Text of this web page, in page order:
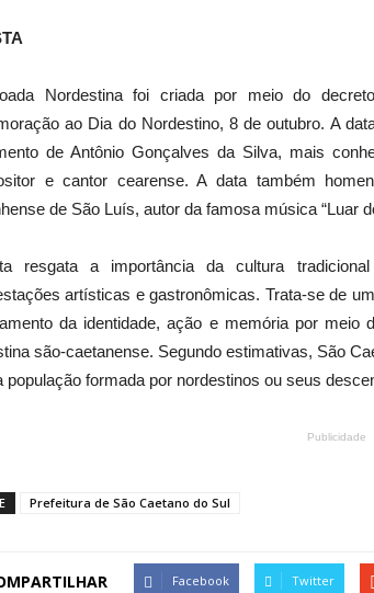
Nordestina foi criada por meio do
ao Dia do Nordestino, 8 de outubro. A
de Antônio Gonçalves da Silva, mais
e cantor cearense. A data também
de São Luís, autor da famosa música “Luar
resgata a importância da cultura
artísticas e gastronômicas. Trata-se de
da identidade, ação e memória por meio
são-caetanense. Segundo estimativas, São
população formada por nordestinos ou seus
Publicidade
Prefeitura de São Caetano do Sul
Facebook Twitter